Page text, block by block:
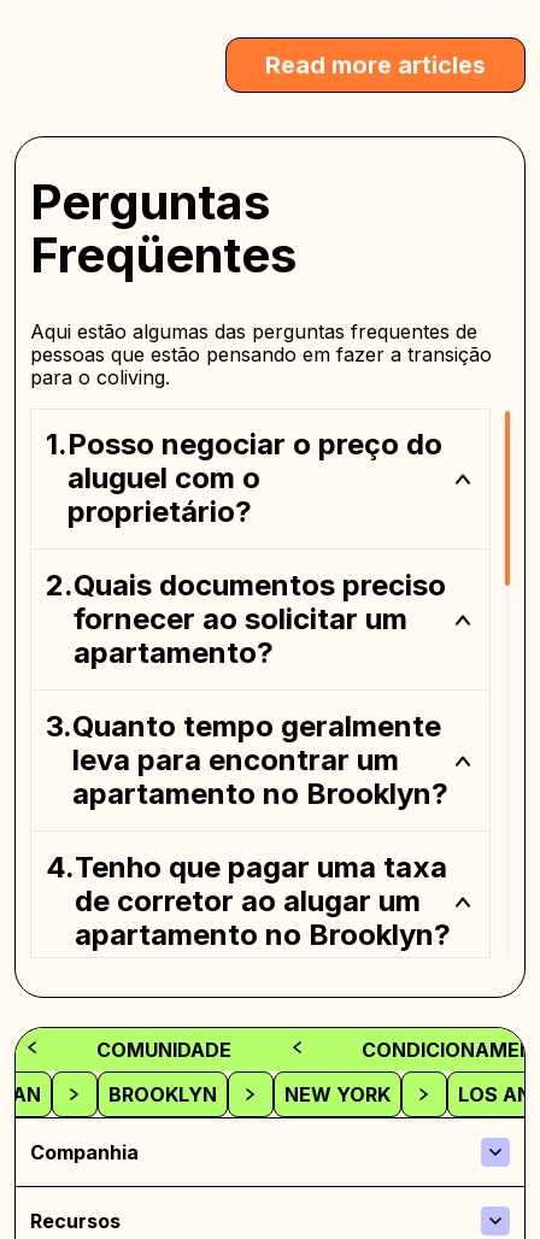
Read more articles
Perguntas
Freqüentes
Aqui estão algumas das perguntas frequentes de
pessoas que estão pensando em fazer a transição
para o coliving.
Posso negociar o preço do
aluguel com o
proprietário?
Quais documentos preciso
fornecer ao solicitar um
apartamento?
Quanto tempo geralmente
leva para encontrar um
apartamento no Brooklyn?
Tenho que pagar uma taxa
de corretor ao alugar um
apartamento no Brooklyn?
O que devo fazer se tiver
problemas com meu
apartamento depois de me
mudar?
Qual é a importância da
minha pontuação de
COMUNIDADE
LOS
NEW YORK
BROOKLYN
Companhia
Recursos